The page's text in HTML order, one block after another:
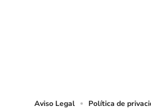
Aviso Legal Política de